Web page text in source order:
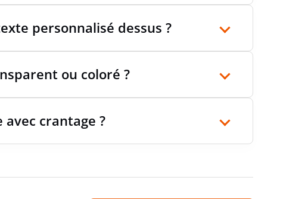
personnalisé dessus ?
ou coloré ?
avec crantage ?